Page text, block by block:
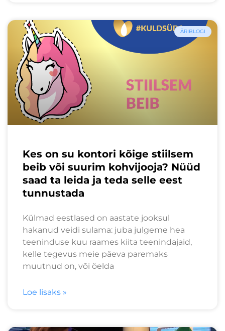
ÄRIBLOGI
Kes on su kontori kõige stiilsem
beib või suurim kohvijooja? Nüüd
saad ta leida ja teda selle eest
tunnustada
Külmad eestlased on aastate jooksul
hakanud veidi sulama: juba julgeme hea
teeninduse kuu raames kiita teenindajaid,
kelle tegevus meie päeva paremaks
muutnud on, või öelda
Loe lisaks »